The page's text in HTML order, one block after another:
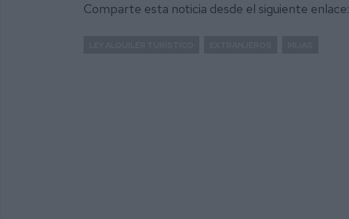
Comparte esta noticia desde el siguiente enlace: